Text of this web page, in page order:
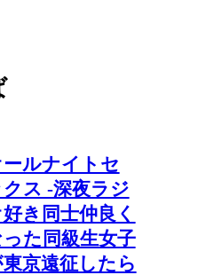
ールナイトセ
クス -深夜ラジ
き同士仲良く
た同級生女子
京遠征したら